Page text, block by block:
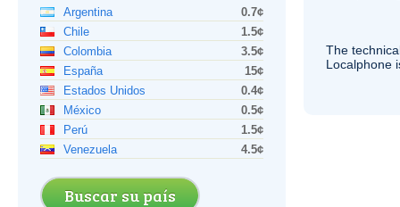
Argentina
0.7¢
Chile
1.5¢
Colombia
3.5¢
España
15¢
Estados Unidos
0.4¢
México
0.5¢
Perú
1.5¢
Venezuela
4.5¢
Buscar su país
The
Localphone